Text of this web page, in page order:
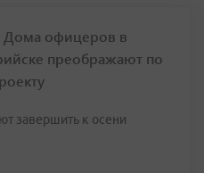
Дома офицеров в
преображают по
завершить к осени